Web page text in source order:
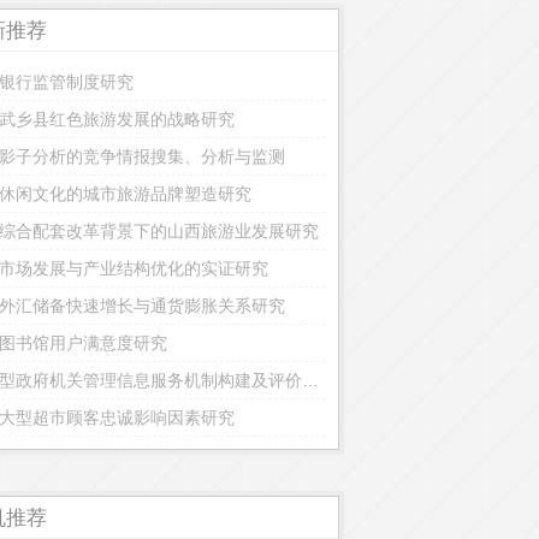
推荐
行监管制度研究
乡县红色旅游发展的战略研究
子分析的竞争情报搜集、分析与监测
闲文化的城市旅游品牌塑造研究
合配套改革背景下的山西旅游业发展研究
场发展与产业结构优化的实证研究
汇储备快速增长与通货膨胀关系研究
书馆用户满意度研究
型超市顾客忠诚影响因素研究
推荐